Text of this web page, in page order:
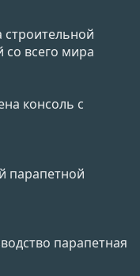
строительной
со всего мира
консоль с
парапетной
парапетная